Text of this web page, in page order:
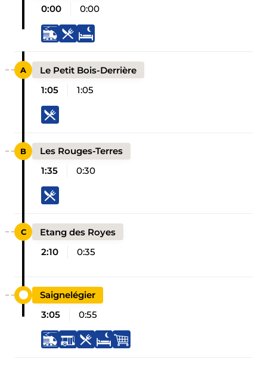
0:00
0:00
Le Petit Bois-Derrière
1:05
1:05
Les Rouges-Terres
1:35
0:30
Etang des Royes
2:10
0:35
Saignelégier
3:05
0:55